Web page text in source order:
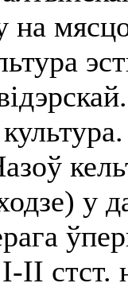
на
у
II стст.